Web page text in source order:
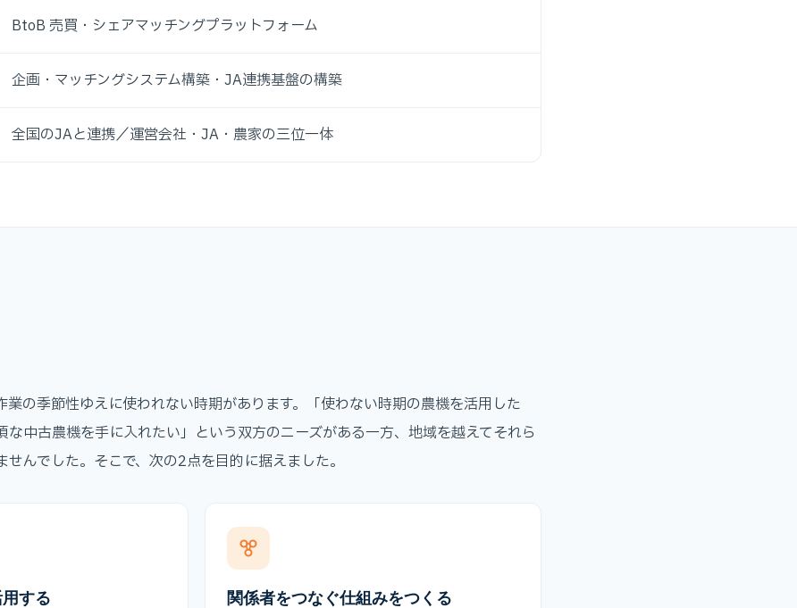
BtoB 売買・シェアマッチングプラットフォーム
企画・マッチングシステム構築・JA連携基盤の構築
全国のJAと連携／運営会社・JA・農家の三位一体
業の季節性ゆえに使われない時期があります。「使わない時期の農機を活用した
な中古農機を手に入れたい」という双方のニーズがある一方、地域を越えてそれら
んでした。そこで、次の2点を目的に据えました。
する 関係者をつなぐ仕組みをつくる